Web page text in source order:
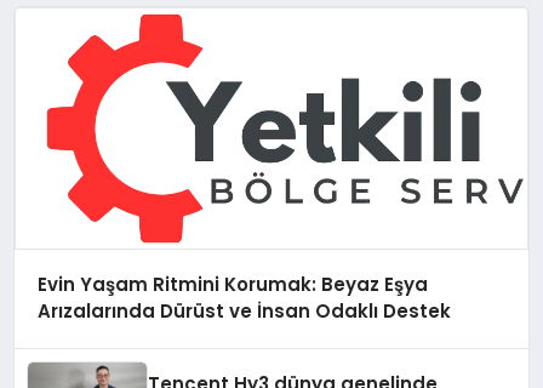
Evin Yaşam Ritmini Korumak: Beyaz Eşya
Arızalarında Dürüst ve İnsan Odaklı Destek